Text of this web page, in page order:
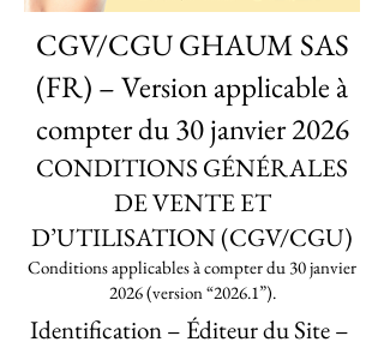
CGV/CGU GHAUM SAS
(FR) – Version applicable à
compter du 30 janvier 2026
CONDITIONS GÉNÉRALES
DE VENTE ET
D’UTILISATION (CGV/CGU)
Conditions applicables à compter du 30 janvier
2026 (version “2026.1”).
Identification – Éditeur du Site –